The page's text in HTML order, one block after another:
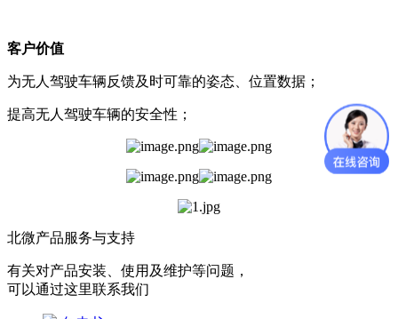
客户价值
为无人驾驶车辆反馈及时可靠的姿态、位置数据；
提高无人驾驶车辆的安全性；
北微产品服务与支持
有关对产品安装、使用及维护等问题，
可以通过这里联系我们